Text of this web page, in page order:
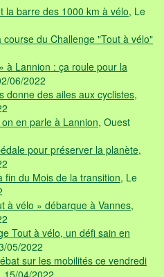
la barre des 1000 km à vélo, Le
du Challenge "Tout à vélo"
à Lannion : ça roule pour la
06/2022
donne des ailes aux cyclistes,
en parle à Lannion, Ouest
pour préserver la planète,
fin du Mois de la transition, Le
à vélo » débarque à Vannes,
Tout à vélo, un défi sain en
05/2022
sur les mobilités ce vendredi
15/04/2022